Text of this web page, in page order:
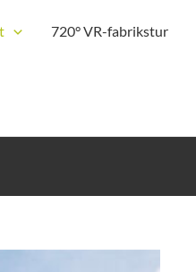
720° VR-fabrikstur